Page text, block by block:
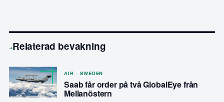
→Relaterad bevakning
AIR · SWEDEN
Saab får order på två GlobalEye från
Mellanöstern